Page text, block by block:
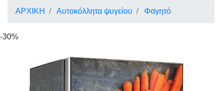
ΑΡΧΙΚΗ Αυτοκόλλητα ψυγείου Φαγητό
-30%